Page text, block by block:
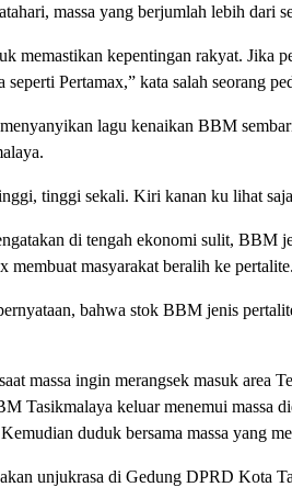
massa yang berjumlah lebih dari
memastikan kepentingan rakyat. Jika
seperti Pertamax,” kata salah seorang
lagu kenaikan BBM
tinggi sekali. Kiri kanan ku lihat
di tengah ekonomi sulit, BBM
membuat masyarakat beralih ke pertalite.
bahwa stok BBM jenis
massa ingin merangsek masuk area
Tasikmalaya keluar menemui massa
duduk bersama massa yang
unjukrasa di Gedung DPRD Kota